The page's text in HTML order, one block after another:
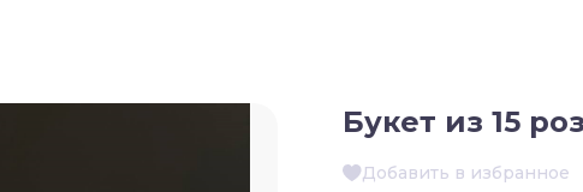
Букет из 15 роз
Добавить в избранное